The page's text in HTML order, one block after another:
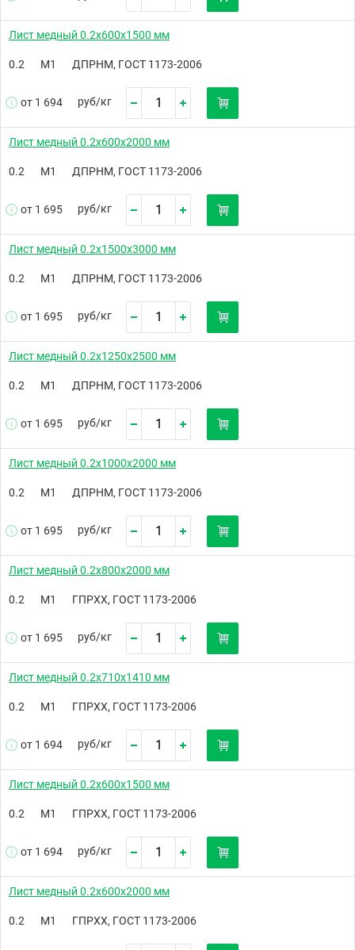
Лист медный 0.2х600х1500 мм
0.2 М1 ДПРНМ, ГОСТ 1173-2006
от 1 694 руб/кг
Лист медный 0.2х600х2000 мм
0.2 М1 ДПРНМ, ГОСТ 1173-2006
от 1 695 руб/кг
Лист медный 0.2х1500х3000 мм
0.2 М1 ДПРНМ, ГОСТ 1173-2006
от 1 695 руб/кг
Лист медный 0.2х1250х2500 мм
0.2 М1 ДПРНМ, ГОСТ 1173-2006
от 1 695 руб/кг
Лист медный 0.2х1000х2000 мм
0.2 М1 ДПРНМ, ГОСТ 1173-2006
от 1 695 руб/кг
Лист медный 0.2х800х2000 мм
0.2 М1 ГПРХХ, ГОСТ 1173-2006
от 1 695 руб/кг
Лист медный 0.2х710х1410 мм
0.2 М1 ГПРХХ, ГОСТ 1173-2006
от 1 694 руб/кг
Лист медный 0.2х600х1500 мм
0.2 М1 ГПРХХ, ГОСТ 1173-2006
от 1 694 руб/кг
Лист медный 0.2х600х2000 мм
0.2 М1 ГПРХХ, ГОСТ 1173-2006